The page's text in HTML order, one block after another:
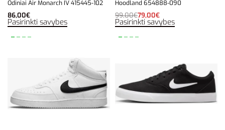
Odiniai Air Monarch IV 415445-102
86,00€
Pasirinkti savybes
Hoodland 654888-090
99,00€79,00€
Pasirinkti savybes